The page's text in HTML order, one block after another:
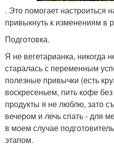
. Это помогает настроиться
привыкнуть к изменениям в
Подготовка.
Я не вегетарианка, никогда
старалась с переменным
полезные привычки (есть
воскресеньем, пить кофе
продукты я не люблю, зато
вечером и лечь спать - для
в моем случае
этапом.